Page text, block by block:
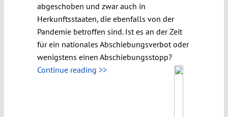
abgeschoben und zwar auch in
Herkunftsstaaten, die ebenfalls von der
Pandemie betroffen sind. Ist es an der Zeit
für ein nationales Abschiebungsverbot oder
wenigstens einen Abschiebungsstopp?
Continue reading >>